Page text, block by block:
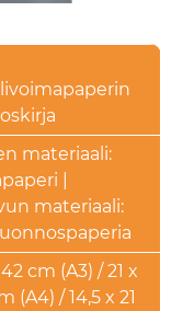
materiaali:
|
materiaali:
cm (A3) / 21 x
(A4) / 14,5 x 21